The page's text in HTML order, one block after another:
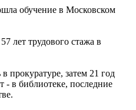
обучение в Московском
лет трудового стажа в
прокуратуре, затем 21 год
- в библиотеке, последние